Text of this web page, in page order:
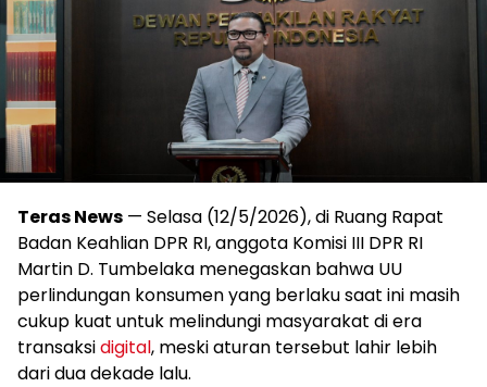
Teras News — Selasa (12/5/2026), di Ruang Rapat
Badan Keahlian DPR RI, anggota Komisi III DPR RI
Martin D. Tumbelaka menegaskan bahwa UU
perlindungan konsumen yang berlaku saat ini masih
cukup kuat untuk melindungi masyarakat di era
transaksidigital, meski aturan tersebut lahir lebih
dari dua dekade lalu.